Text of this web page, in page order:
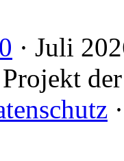
· Juli
der
·